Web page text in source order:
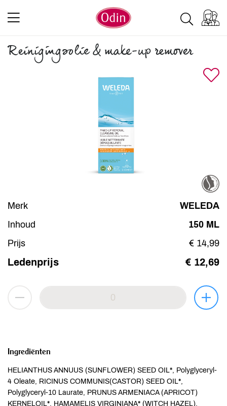
Reinigingsolie & make-up remover
Merk
WELEDA
Inhoud
150 ML
Prijs
€ 14,99
Ledenprijs € 12,69
Ingrediënten
HELIANTHUS ANNUUS (SUNFLOWER) SEED OIL*, Polyglyceryl-
4 Oleate, RICINUS COMMUNIS(CASTOR) SEED OIL*,
Polyglyceryl-10 Laurate, PRUNUS ARMENIACA (APRICOT)
KERNELOIL*, HAMAMELIS VIRGINIANA* (WITCH HAZEL),